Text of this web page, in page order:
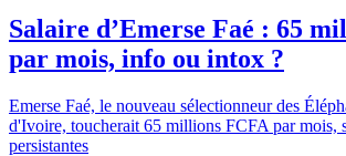
Salaire d’Emerse Faé : 65
par mois, info ou intox ?
Emerse Faé, le nouveau sélectionneur des
d'Ivoire, toucherait 65 millions FCFA par mois,
persistantes